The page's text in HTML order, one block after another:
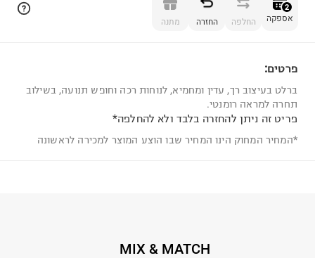
2
אספקה החלפה החזרה מתנה
פרטים:
ברלט בעיצוב רך, עדין ומחמיא, לנוחות רכה וחופש תנועה, בשילוב
תחרה למראה רומנטי.
פריט זה ניתן להחזרה בלבד ולא להחלפה*
*המחיר המחוק הינו המחיר שבו הוצע המוצר למכירה לראשונה
MIX & MATCH